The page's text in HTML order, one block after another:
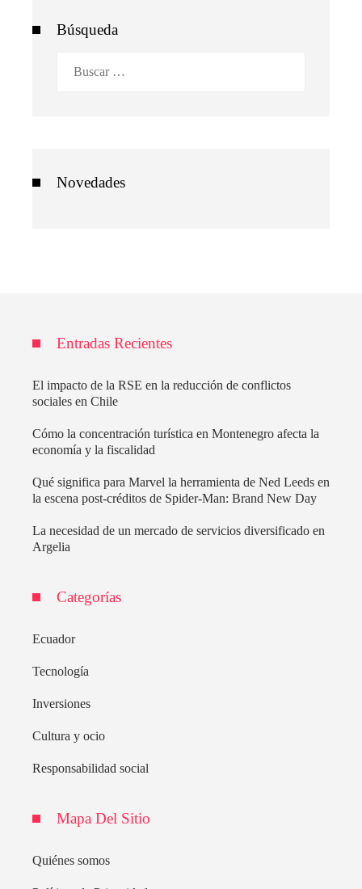
Búsqueda
Novedades
Entradas Recientes
El impacto de la RSE en la reducción de conflictos
sociales en Chile
Cómo la concentración turística en Montenegro afecta la
economía y la fiscalidad
Qué significa para Marvel la herramienta de Ned Leeds en
la escena post-créditos de Spider-Man: Brand New Day
La necesidad de un mercado de servicios diversificado en
Argelia
Categorías
Ecuador
Tecnología
Inversiones
Cultura y ocio
Responsabilidad social
Mapa Del Sitio
Quiénes somos